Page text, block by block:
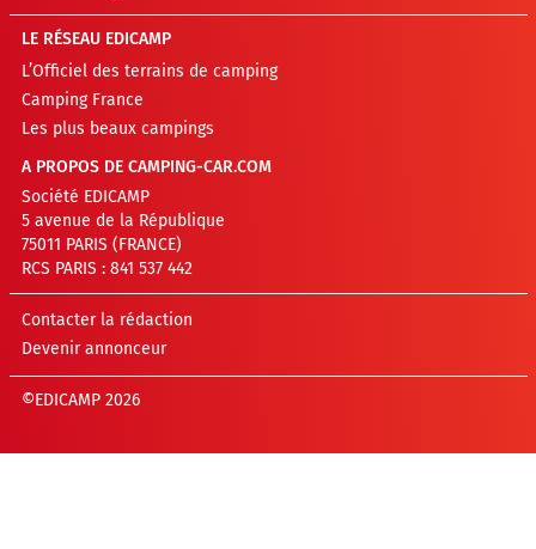
LE RÉSEAU EDICAMP
L’Officiel des terrains de camping
Camping France
Les plus beaux campings
A PROPOS DE CAMPING-CAR.COM
Société EDICAMP
5 avenue de la République
75011 PARIS (FRANCE)
RCS PARIS : 841 537 442
Contacter la rédaction
Devenir annonceur
©EDICAMP 2026